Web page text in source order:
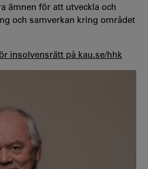
ämnen för att utveckla och
och samverkan kring området
insolvensrätt på kau.se/hhk